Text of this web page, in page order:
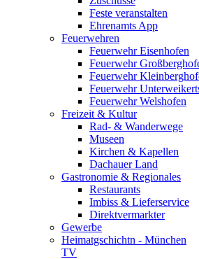
Feste veranstalten
Ehrenamts App
Feuerwehren
Feuerwehr Eisenhofen
Feuerwehr
Feuerwehr
Feuerwehr
Feuerwehr Welshofen
Freizeit & Kultur
Rad- & Wanderwege
Museen
Kirchen & Kapellen
Dachauer Land
Gastronomie & Regionales
Restaurants
Imbiss & Lieferservice
Direktvermarkter
Gewerbe
Heimatgschichtn - München
TV